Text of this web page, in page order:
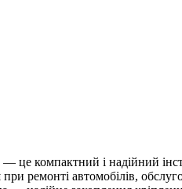
компактний і надійний
ремонті автомобілів,